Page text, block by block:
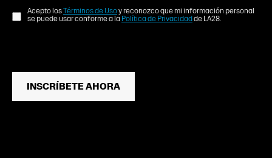
Acepto losTérminos de Usoy reconozco que mi información personal
se puede usar conforme a la Política de Privacidadde LA28.
INSCRÍBETE AHORA